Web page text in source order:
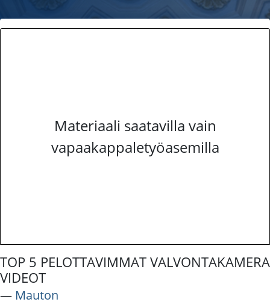
Materiaali saatavilla vain
vapaakappaletyöasemilla
TOP 5 PELOTTAVIMMAT VALVONTAKAMERA
VIDEOT
― Mauton